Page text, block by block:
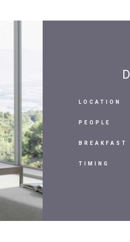
LOCATION
PEOPLE
BREAKFAST
TIMING